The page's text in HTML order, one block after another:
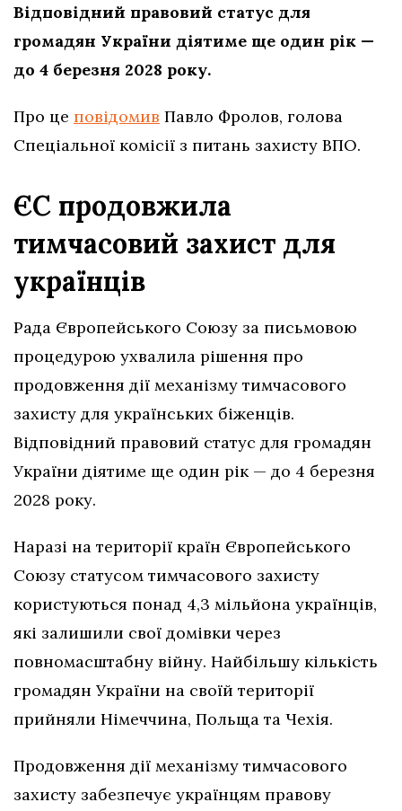
Відповідний правовий статус для
громадян України діятиме ще один рік —
до 4 березня 2028 року.
Про це повідомив Павло Фролов, голова
Спеціальної комісії з питань захисту ВПО.
ЄС продовжила
тимчасовий захист для
українців
Рада Європейського Союзу за письмовою
процедурою ухвалила рішення про
продовження дії механізму тимчасового
захисту для українських біженців.
Відповідний правовий статус для громадян
України діятиме ще один рік — до 4 березня
2028 року.
Наразі на території країн Європейського
Союзу статусом тимчасового захисту
користуються понад 4,3 мільйона українців,
які залишили свої домівки через
повномасштабну війну. Найбільшу кількість
громадян України на своїй території
прийняли Німеччина, Польща та Чехія.
Продовження дії механізму тимчасового
захисту забезпечує українцям правову